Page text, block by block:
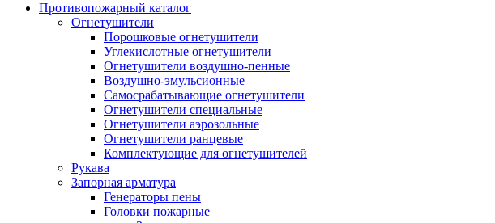
Противопожарный каталог
Огнетушители
Порошковые огнетушители
Углекислотные огнетушители
Огнетушители воздушно-пенные
Воздушно-эмульсионные
Самосрабатывающие огнетушители
Огнетушители специальные
Огнетушители аэрозольные
Огнетушители ранцевые
Комплектующие для огнетушителей
Рукава
Запорная арматура
Генераторы пены
Головки пожарные